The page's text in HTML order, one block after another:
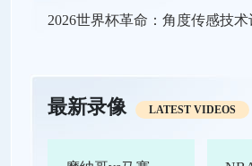
最新录像 LATEST VIDEOS